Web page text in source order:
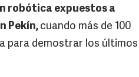
robótica expuestos a
Pekín, cuando más de 100
para demostrar los últimos